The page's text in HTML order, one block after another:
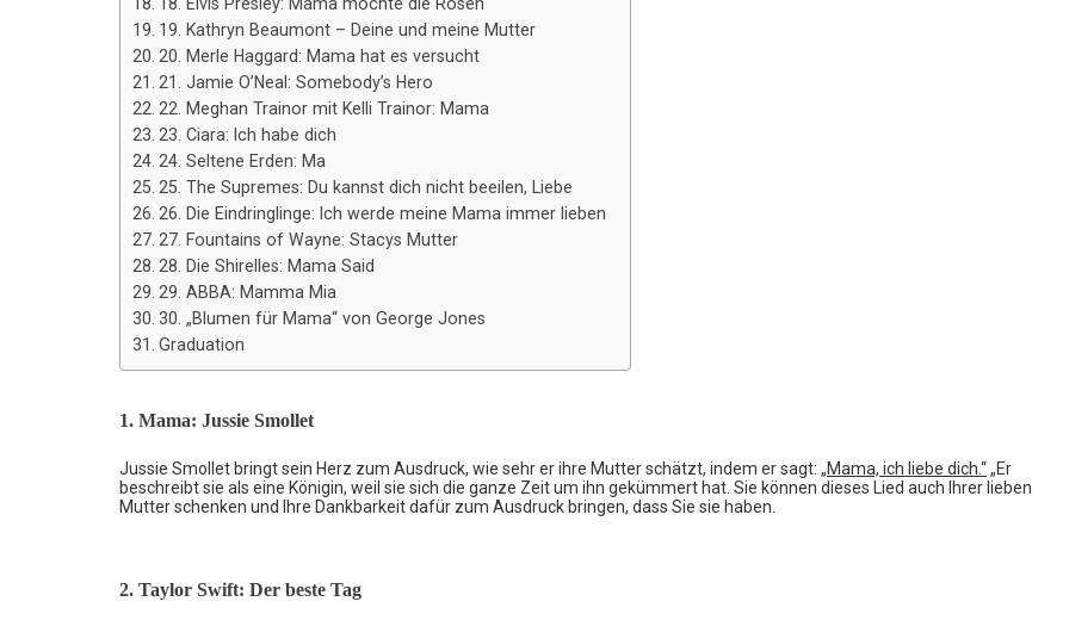
18. Elvis Presley: Mama mochte die Rosen
19. Kathryn Beaumont – Deine und meine Mutter
20. Merle Haggard: Mama hat es versucht
21. Jamie O’Neal: Somebody’s Hero
22. Meghan Trainor mit Kelli Trainor: Mama
23. Ciara: Ich habe dich
24. Seltene Erden: Ma
25. The Supremes: Du kannst dich nicht beeilen, Liebe
26. Die Eindringlinge: Ich werde meine Mama immer lieben
27. Fountains of Wayne: Stacys Mutter
28. Die Shirelles: Mama Said
29. ABBA: Mamma Mia
30. „Blumen für Mama“ von George Jones
Graduation
1. Mama: Jussie Smollet
Jussie Smollet bringt sein Herz zum Ausdruck, wie sehr er ihre Mutter schätzt, indem er sagt: „Mama, ich liebe dich.“„Er
beschreibt sie als eine Königin, weil sie sich die ganze Zeit um ihn gekümmert hat. Sie können dieses Lied auch Ihrer lieben
Mutter schenken und Ihre Dankbarkeit dafür zum Ausdruck bringen, dass Sie sie haben.
2. Taylor Swift: Der beste Tag